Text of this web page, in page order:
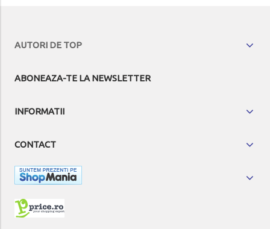
AUTORI DE TOP
ABONEAZA-TE LA NEWSLETTER
INFORMATII
CONTACT